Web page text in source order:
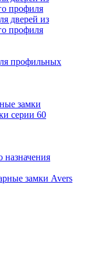
профиля
дверей из
профиля
профильных
замки
серии 60
назначения
замки Avers